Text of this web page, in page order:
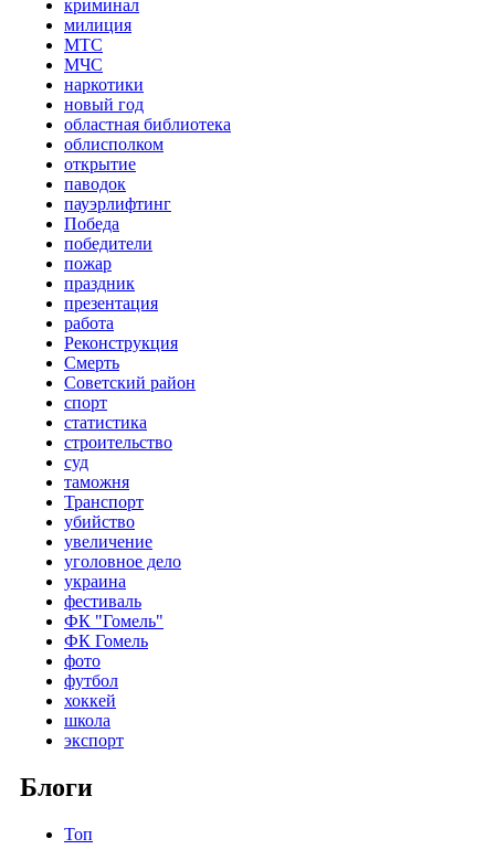
криминал
милиция
МТС
МЧС
наркотики
новый год
областная библиотека
облисполком
открытие
паводок
пауэрлифтинг
Победа
победители
пожар
праздник
презентация
работа
Реконструкция
Смерть
Советский район
спорт
статистика
строительство
суд
таможня
Транспорт
убийство
увеличение
уголовное дело
украина
фестиваль
ФК "Гомель"
ФК Гомель
фото
футбол
хоккей
школа
экспорт
Блоги
Топ